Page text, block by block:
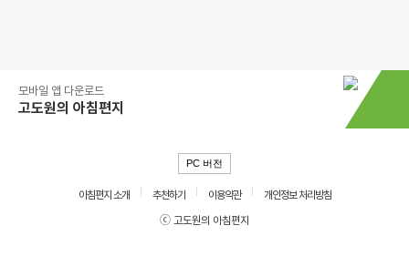
모바일 앱 다운로드
고도원의 아침편지
PC 버전
아침편지 소개 추천하기 이용약관
개인정보 처리방침
ⓒ 고도원의 아침편지